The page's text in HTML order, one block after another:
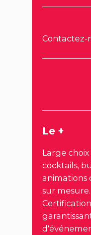
Contactez-
Le +
Large
cocktails,
animations
sur mesure.
Certification